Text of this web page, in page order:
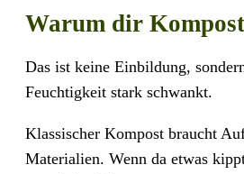
Warum dir
Das ist keine Einbildung,
Feuchtigkeit stark schwankt.
Klassischer Kompost braucht
Materialien. Wenn da etwas